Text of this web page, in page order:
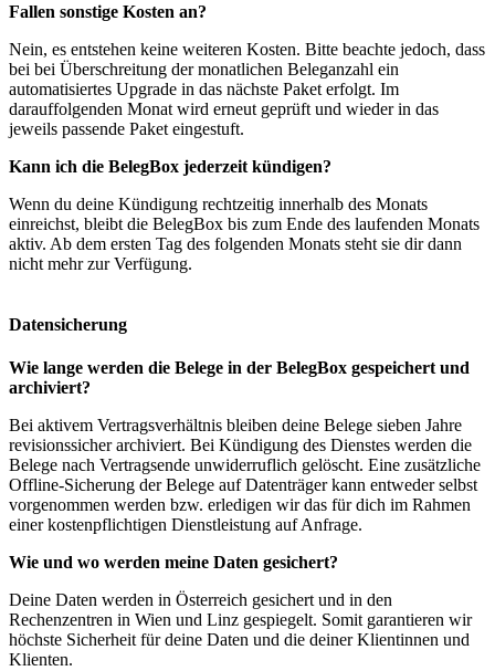
Fallen sonstige Kosten an?
Nein, es entstehen keine weiteren Kosten. Bitte beachte jedoch, dass
bei bei Überschreitung der monatlichen Beleganzahl ein
automatisiertes Upgrade in das nächste Paket erfolgt. Im
darauffolgenden Monat wird erneut geprüft und wieder in das
jeweils passende Paket eingestuft.
Kann ich die BelegBox jederzeit kündigen?
Wenn du deine Kündigung rechtzeitig innerhalb des Monats
einreichst, bleibt die BelegBox bis zum Ende des laufenden Monats
aktiv. Ab dem ersten Tag des folgenden Monats steht sie dir dann
nicht mehr zur Verfügung.
Datensicherung
Wie lange werden die Belege in der BelegBox gespeichert und
archiviert?
Bei aktivem Vertragsverhältnis bleiben deine Belege sieben Jahre
revisionssicher archiviert. Bei Kündigung des Dienstes werden die
Belege nach Vertragsende unwiderruflich gelöscht. Eine zusätzliche
Offline-Sicherung der Belege auf Datenträger kann entweder selbst
vorgenommen werden bzw. erledigen wir das für dich im Rahmen
einer kostenpflichtigen Dienstleistung auf Anfrage.
Wie und wo werden meine Daten gesichert?
Deine Daten werden in Österreich gesichert und in den
Rechenzentren in Wien und Linz gespiegelt. Somit garantieren wir
höchste Sicherheit für deine Daten und die deiner Klientinnen und
Klienten.